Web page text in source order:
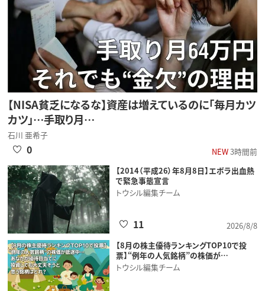
【NISA貧乏になるな】資産は増えているのに「毎月カツ
カツ」…手取り月…
石川 亜希子
NEW3時間前
0
【2014（平成26）年8月8日】エボラ出血熱
で緊急事態宣言
トウシル編集チーム
2026/8/8
11
【8月の株主優待ランキングTOP10で投
票】“例年の人気銘柄”の株価が…
トウシル編集チーム